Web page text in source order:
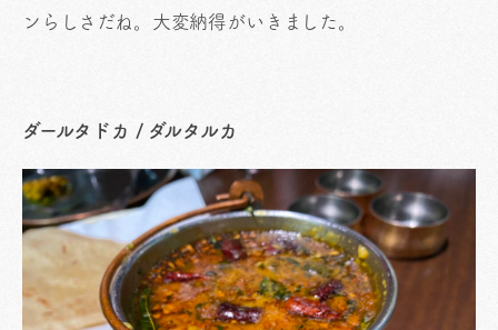
ンらしさだね。大変納得がいきました。
ダールタドカ / ダルタルカ